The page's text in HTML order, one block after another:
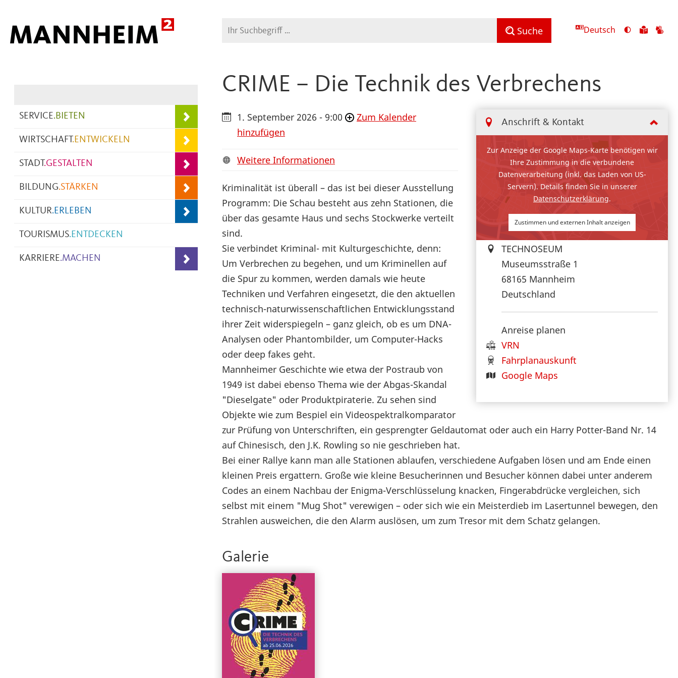
Suche Suche Deutsch
Ansicht
Zu
SERVICE.BIETEN
WIRTSCHAFT.ENTWICKELN
STADT.GESTALTEN
BILDUNG.STÄRKEN
KULTUR.ERLEBEN
TOURISMUS.ENTDECKEN
KARRIERE.MACHEN
CRIME – Die Technik des Verbrechens
Anschrift & Kontakt
Zur Anzeige der Google Maps-Karte benötigen wir
Ihre Zustimmung in die verbundene
Datenverarbeitung (inkl. das Laden von US-
Servern). Details finden Sie in unserer
Datenschutzerklärung.
Zustimmen und externen Inhalt anzeigen
TECHNOSEUM
Museumsstraße 1
68165 Mannheim
Deutschland
Anreise planen
VRN
Fahrplanauskunft
Google Maps
1. September 2026 - 9:00
Zum Kalender
hinzufügen
Weitere Informationen
Kriminalität ist überall – das ist bei dieser Ausstellung
Programm: Die Schau besteht aus zehn Stationen, die
über das gesamte Haus und sechs Stockwerke verteilt
sind.
Sie verbindet Kriminal- mit Kulturgeschichte, denn:
Um Verbrechen zu begehen, und um Kriminellen auf
die Spur zu kommen, werden damals wie heute
Techniken und Verfahren eingesetzt, die den aktuellen
technisch-naturwissenschaftlichen Entwicklungsstand
ihrer Zeit widerspiegeln – ganz gleich, ob es um DNA-
Analysen oder Phantombilder, um Computer-Hacks
oder deep fakes geht.
Mannheimer Geschichte wie etwa der Postraub von
1949 ist dabei ebenso Thema wie der Abgas-Skandal
"Dieselgate" oder Produktpiraterie. Zu sehen sind
Objekte wie zum Bespiel ein Videospektralkomparator
zur Prüfung von Unterschriften, ein gesprengter Geldautomat oder auch ein Harry Potter-Band Nr. 14
auf Chinesisch, den J.K. Rowling so nie geschrieben hat.
Bei einer Rallye kann man alle Stationen ablaufen, verschiedene Aufgaben lösen und am Ende einen
kleinen Preis ergattern. Große wie kleine Besucherinnen und Besucher können dabei unter anderem
Codes an einem Nachbau der Enigma-Verschlüsselung knacken, Fingerabdrücke vergleichen, sich
selbst mit einem "Mug Shot" verewigen – oder sich wie ein Meisterdieb im Lasertunnel bewegen, den
Strahlen ausweichen, die den Alarm auslösen, um zum Tresor mit dem Schatz gelangen.
Galerie